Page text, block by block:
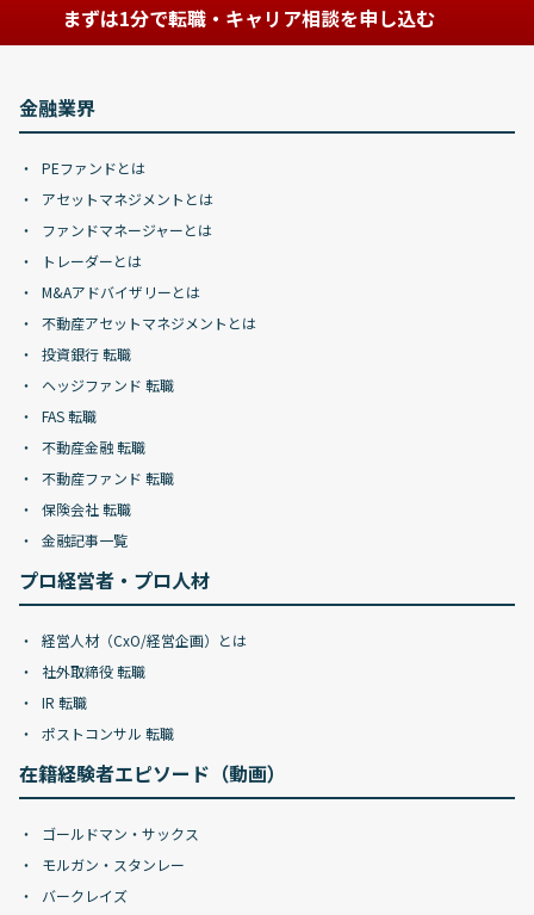
まずは1分で転職・キャリア相談を申し込む
金融業界
PEファンドとは
アセットマネジメントとは
ファンドマネージャーとは
トレーダーとは
M&Aアドバイザリーとは
不動産アセットマネジメントとは
投資銀行 転職
ヘッジファンド 転職
FAS 転職
不動産金融 転職
不動産ファンド 転職
保険会社 転職
金融記事一覧
プロ経営者・プロ人材
経営人材（CxO/経営企画）とは
社外取締役 転職
IR 転職
ポストコンサル 転職
在籍経験者エピソード（動画）
ゴールドマン・サックス
モルガン・スタンレー
バークレイズ